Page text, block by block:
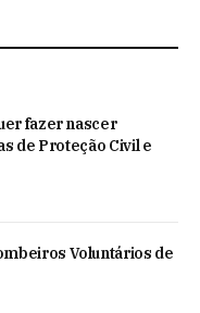
fazer nascer
de Proteção Civil e
Voluntários de